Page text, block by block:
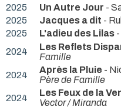
2025 Un Autre Jour -
2025
Jacques a dit -
2025
L'adieu des Lilas
2024
Les Reflets
Famille
2024
Après la Pluie -
Père de Famille
2024
Les Feux de la
Vector / Miranda